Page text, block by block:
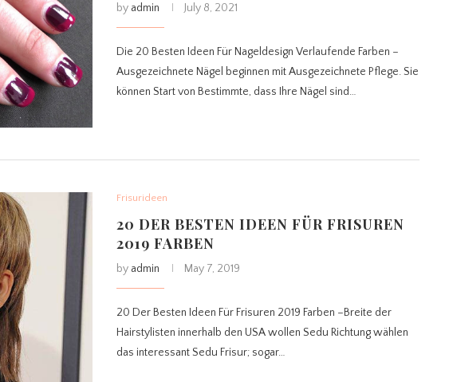
by admin July 8, 2021
Die 20 Besten Ideen Für Nageldesign Verlaufende Farben –
Ausgezeichnete Nägel beginnen mit Ausgezeichnete Pflege. Sie
können Start von Bestimmte, dass Ihre Nägel sind…
Frisurideen
20 DER BESTEN IDEEN FÜR FRISUREN
2019 FARBEN
by admin May 7, 2019
20 Der Besten Ideen Für Frisuren 2019 Farben –Breite der
Hairstylisten innerhalb den USA wollen Sedu Richtung wählen
das interessant Sedu Frisur; sogar…